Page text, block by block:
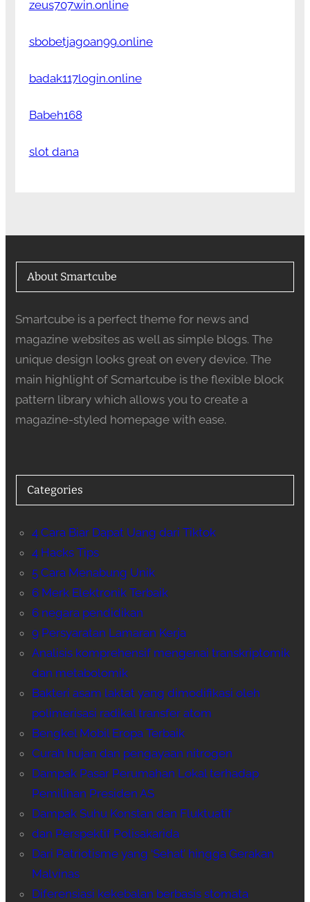
zeus707win.online
sbobetjagoan99.online
badak117login.online
Babeh168
slot dana
About Smartcube
Smartcube is a perfect theme for news and
magazine websites as well as simple blogs. The
unique design looks great on every device. The
main highlight of Scmartcube is the flexible block
pattern library which allows you to create a
magazine-styled homepage with ease.
Categories
4 Cara Biar Dapat Uang dari Tiktok
4 Hacks Tips
5 Cara Menabung Unik
6 Merk Elektronik Terbaik
6 negara pendidikan
9 Persyaratan Lamaran Kerja
Analisis komprehensif mengenai transkriptomik
dan metabolomik
Bakteri asam laktat yang dimodifikasi oleh
polimerisasi radikal transfer atom
Bengkel Mobil Eropa Terbaik
Curah hujan dan pengayaan nitrogen
Dampak Pasar Perumahan Lokal terhadap
Pemilihan Presiden AS
Dampak Suhu Konstan dan Fluktuatif
dan Perspektif Polisakarida
Dari Patriotisme yang ‘Sehat’ hingga Gerakan
Malvinas
Diferensiasi kekebalan berbasis stomata